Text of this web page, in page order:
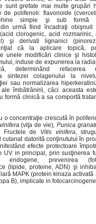
sunt grefate mai multe grupări
polifenoli: flavonoide
simple şi sub formă
urmă fiind încadraţi obişnuit
clorogenic, acid rozmarinic,
şi derivati lignanici
că la aplicare topică,
unele modificări clinice şi
induse de expunerea la
determinând refacerea
sintezei colagenului la
sau normalizarea
îmbătrânirii, căci aceasta
formă clinică a sa comportă
o concentraţie crescută în
(viţa de vie), Punica
Fructele de Vitis vinifera,
datorită conţinutului în
efecte protectoare
UV in principal, prin susţinerea
endogene, prevenirea
(lipide, proteine, ADN) şi
MAPK (protein kinaza activată
B), implicate in